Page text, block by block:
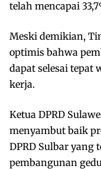
telah mencapai
Meski demikian,
optimis bahwa
dapat selesai tepat
kerja.
Ketua DPRD
menyambut baik
DPRD Sulbar yang
pembangunan